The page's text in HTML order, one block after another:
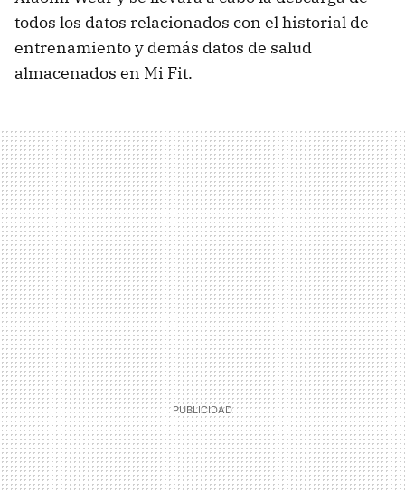
todos los datos relacionados con el historial de
entrenamiento y demás datos de salud
almacenados en Mi Fit.